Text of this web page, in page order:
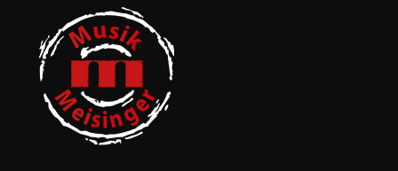
Hauptinhalt springen
Zur Suche springen
Zur Hauptnavigation springen